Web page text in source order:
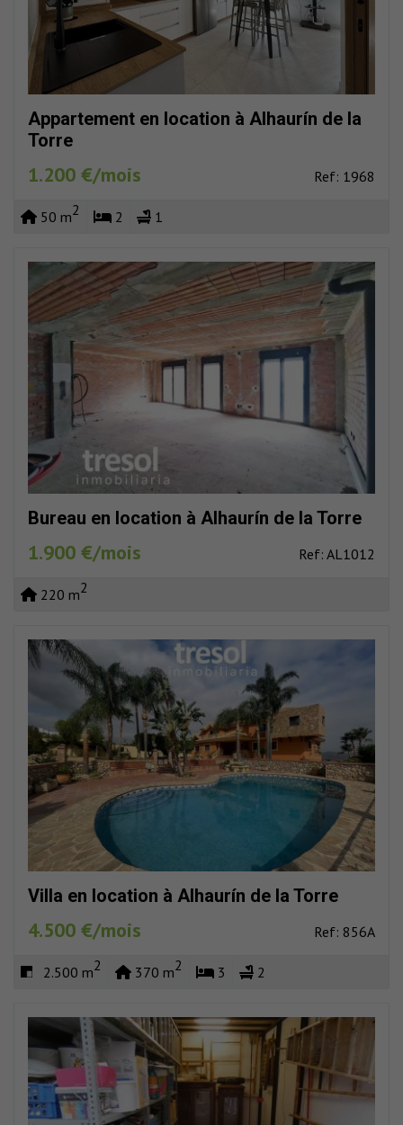
Appartement en location à Alhaurín de la
Torre
1.200 €/mois Ref: 1968
50 m2 2 1
Bureau en location à Alhaurín de la Torre
1.900 €/mois Ref: AL1012
220 m2
Villa en location à Alhaurín de la Torre
4.500 €/mois Ref: 856A
2.500 m2 370 m2 3 2